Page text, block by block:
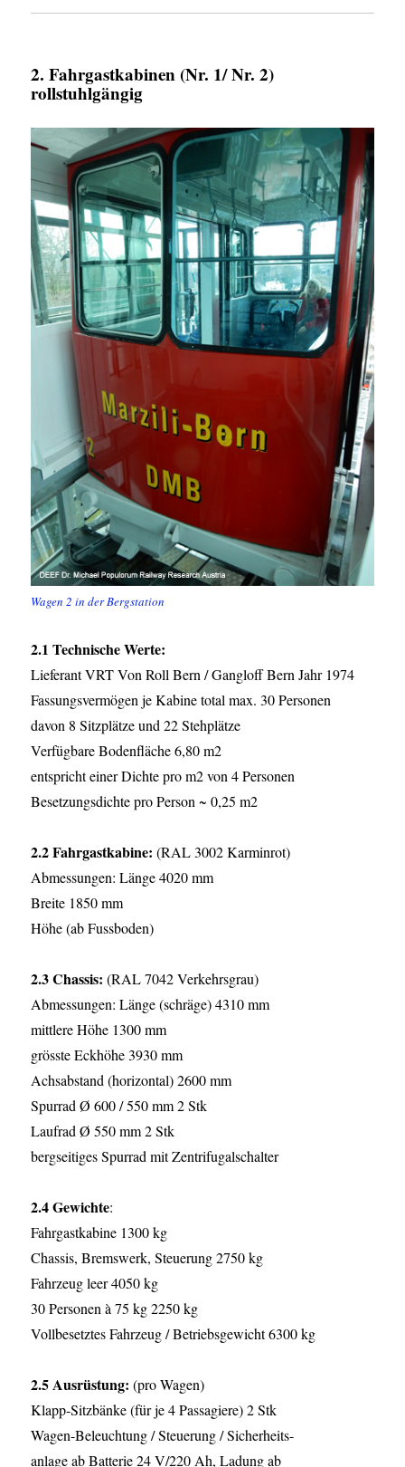
2. Fahrgastkabinen (Nr. 1/ Nr. 2)
rollstuhlgängig
Wagen 2 in der Bergstation
2.1 Technische Werte:
Lieferant VRT Von Roll Bern / Gangloff Bern Jahr 1974
Fassungsvermögen je Kabine total max. 30 Personen
davon 8 Sitzplätze und 22 Stehplätze
Verfügbare Bodenfläche 6,80 m2
entspricht einer Dichte pro m2 von 4 Personen
Besetzungsdichte pro Person ~ 0,25 m2
2.2 Fahrgastkabine: (RAL 3002 Karminrot)
Abmessungen: Länge 4020 mm
Breite 1850 mm
Höhe (ab Fussboden)
2.3 Chassis: (RAL 7042 Verkehrsgrau)
Abmessungen: Länge (schräge) 4310 mm
mittlere Höhe 1300 mm
grösste Eckhöhe 3930 mm
Achsabstand (horizontal) 2600 mm
Spurrad Ø 600 / 550 mm 2 Stk
Laufrad Ø 550 mm 2 Stk
bergseitiges Spurrad mit Zentrifugalschalter
2.4 Gewichte:
Fahrgastkabine 1300 kg
Chassis, Bremswerk, Steuerung 2750 kg
Fahrzeug leer 4050 kg
30 Personen à 75 kg 2250 kg
Vollbesetztes Fahrzeug / Betriebsgewicht 6300 kg
2.5 Ausrüstung: (pro Wagen)
Klapp-Sitzbänke (für je 4 Passagiere) 2 Stk
Wagen-Beleuchtung / Steuerung / Sicherheits-
anlage ab Batterie 24 V/220 Ah, Ladung ab